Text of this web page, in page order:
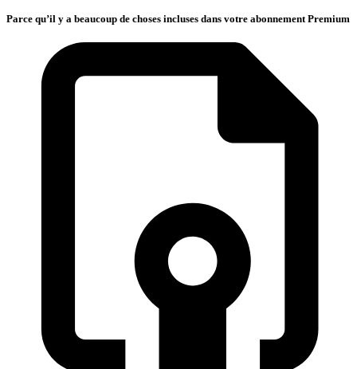
Parce qu’il y a beaucoup de choses incluses dans votre abonnement Premium